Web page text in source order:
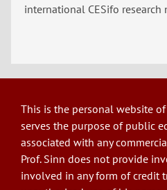
international CESifo research
This is the personal website of
serves the purpose of public
associated with any
Prof. Sinn does not provide
involved in any form of credit